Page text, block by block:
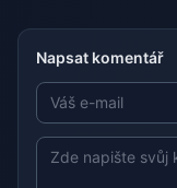
Napsat komentář